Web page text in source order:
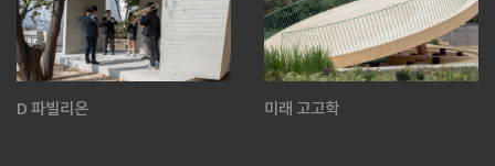
D 파빌리온 미래 고고학